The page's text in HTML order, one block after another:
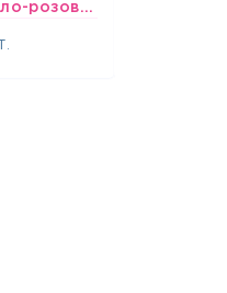
Шарики Сердца бело-розово-красные